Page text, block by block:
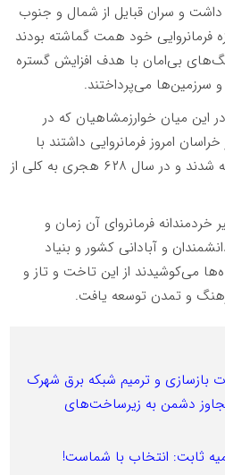
و سران قبایل از شمال و جنوب
فرمانروایی خود همت گماشته بودند
بی‌امان با هدف افزایش گستره
سرزمین‌ها می‌پرداختند.
در این میان خوارزمشاهیان که در
امروز فرمانروایی داشتند با
شدند و در سال ۶۲۸ هجری به کلی از
خردمندانه‌ فرمانروای آن زمان و
و آبادانی کشور و بنیاد
می‌کوشیدند از این تاخت و تاز و
و تمدن توسعه یافت.
بازسازی و ترمیم شبکه برق شهرک
دشمن به زیرساخت‌های
ثابت: انتخاب با شماست!